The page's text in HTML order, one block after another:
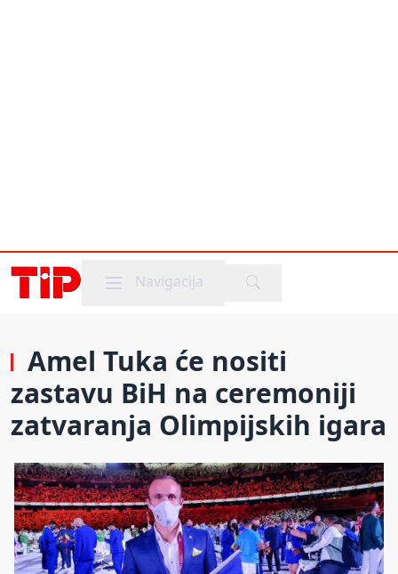
Mobile menu
Navigacija
Amel Tuka će nositi
zastavu BiH na ceremoniji
zatvaranja Olimpijskih igara